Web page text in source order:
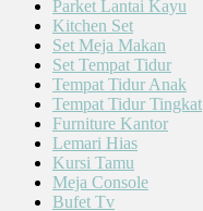
Parket Lantai Kayu
Kitchen Set
Set Meja Makan
Set Tempat Tidur
Tempat Tidur Anak
Tempat Tidur Tingkat
Furniture Kantor
Lemari Hias
Kursi Tamu
Meja Console
Bufet Tv